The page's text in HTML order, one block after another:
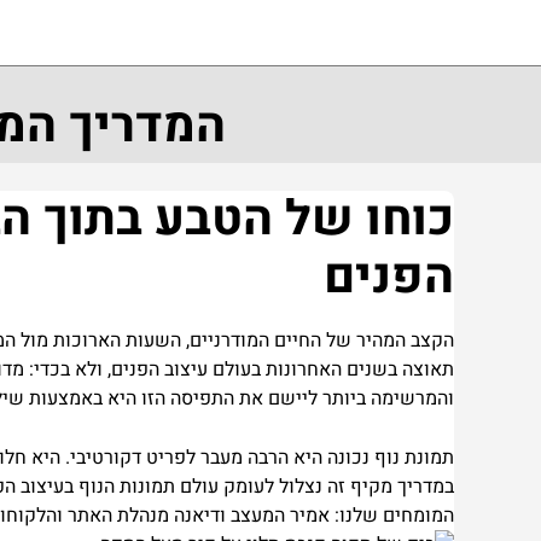
המדריך
כוחו של הטבע בתוך
הפנים
תאוצה בשנים האחרונות בעולם עיצוב הפנים, ולא
והמרשימה ביותר ליישם את התפיסה הזו היא באמצעות
תמונת נוף נכונה היא הרבה מעבר לפריט דקורטיבי. היא
במדריך מקיף זה נצלול לעומק עולם תמונות הנוף בעיצוב
המומחים שלנו: אמיר המעצב ודיאנה מנהלת האתר